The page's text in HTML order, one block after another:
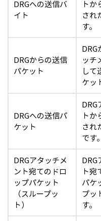
DRGへの送信バ
イト
トか
され
す。
DRGからの送信
パケット
DRG
ッチ
して
ケッ
DRGへの送信パ
ケット
DRG
トか
され
です。
DRGアタッチメ
ント宛てのドロ
ップパケット
（スループッ
ト）
DRG
ト宛
パケ
プッ
す。